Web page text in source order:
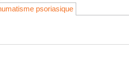
psoriasique